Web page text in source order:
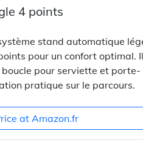
4 points
stand automatique
pour un confort optimal. Il
pour serviette et porte-
pratique sur le parcours.
at Amazon.fr